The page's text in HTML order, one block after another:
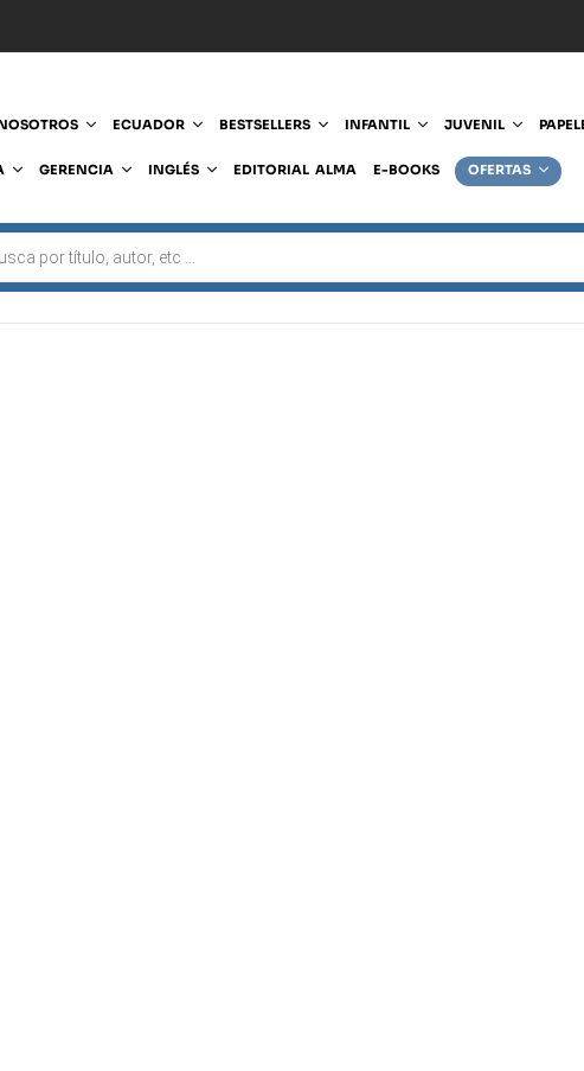
ECUADOR BESTSELLERS INFANTIL JUVENIL
GERENCIA INGLÉS EDITORIAL ALMA E-BOOKS OFERTAS